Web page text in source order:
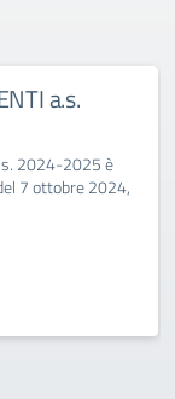
a.s.
2024-2025 è
7 ottobre 2024,